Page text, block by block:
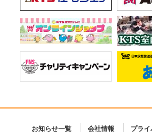
お知らせ一覧 会社情報 プラ